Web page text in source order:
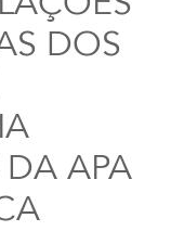
DOS
APA